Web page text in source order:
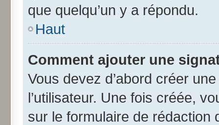
que quelqu’un y a répondu.
Haut
Comment ajouter une
Vous devez d’abord créer
l’utilisateur. Une fois créée,
sur le formulaire de rédaction